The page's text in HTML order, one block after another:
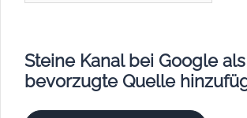
Steine Kanal bei Google als
bevorzugte Quelle